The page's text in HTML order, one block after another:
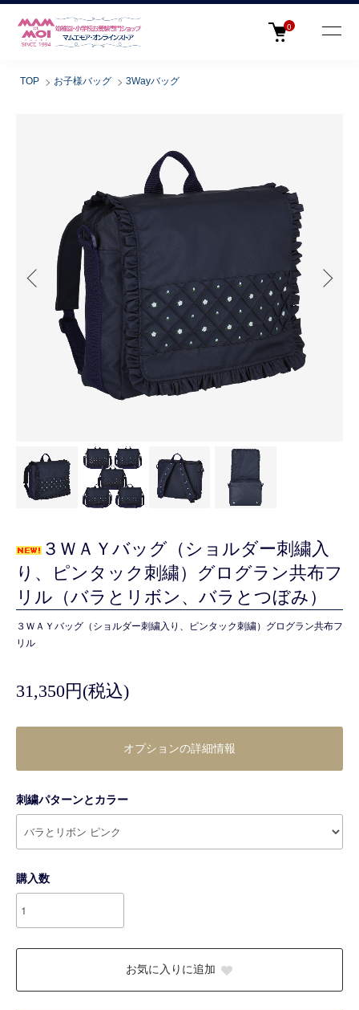
0
TOP お子様バッグ 3Wayバッグ
３ＷＡＹバッグ（ショルダー刺繍入
り、ピンタック刺繍）グログラン共布フ
リル（バラとリボン、バラとつぼみ）
３ＷＡＹバッグ（ショルダー刺繍入り、ピンタック刺繍）グログラン共布フ
リル
31,350円(税込)
オプションの詳細情報
刺繍パターンとカラー
購入数
お気に入りに追加